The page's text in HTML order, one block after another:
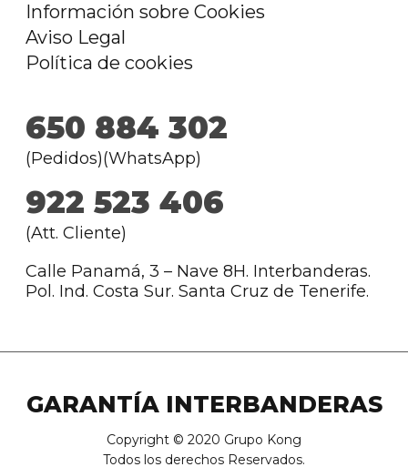
Información sobre Cookies
Aviso Legal
Política de cookies
650 884 302
(Pedidos)(WhatsApp)
922 523 406
(Att. Cliente)
Calle Panamá, 3 – Nave 8H. Interbanderas.
Pol. Ind. Costa Sur. Santa Cruz de Tenerife.
GARANTÍA INTERBANDERAS
Copyright © 2020 Grupo Kong
Todos los derechos Reservados.